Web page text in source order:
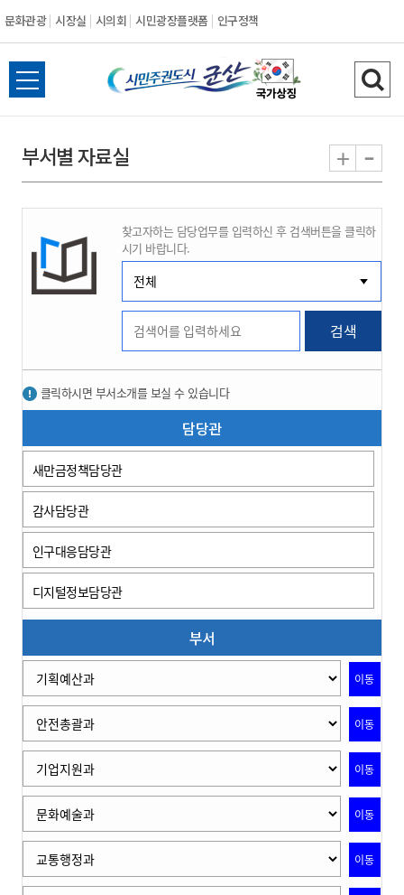
문화관광 시장실 시의회 시민광장플랫폼 인구정책
시
민
권
도
시
군
산
전
체
뉴
열
검
색
기
부서별 자료실 + -
찾고자하는 담당업무를 입력하신 후 검색버튼을 클릭하
시기 바랍니다.
검색
클릭하시면 부서소개를 보실 수 있습니다
담당관
새만금정책담당관
감사담당관
인구대응담당관
디지털정보담당관
부서
이동
이동
이동
이동
이동